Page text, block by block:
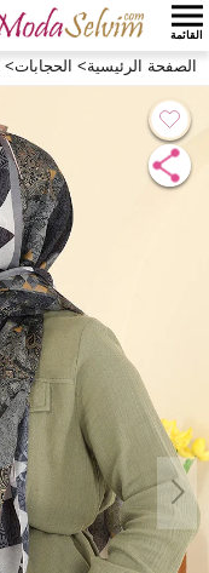
القائمة
الصفحة الرئيسية> الحجابات>